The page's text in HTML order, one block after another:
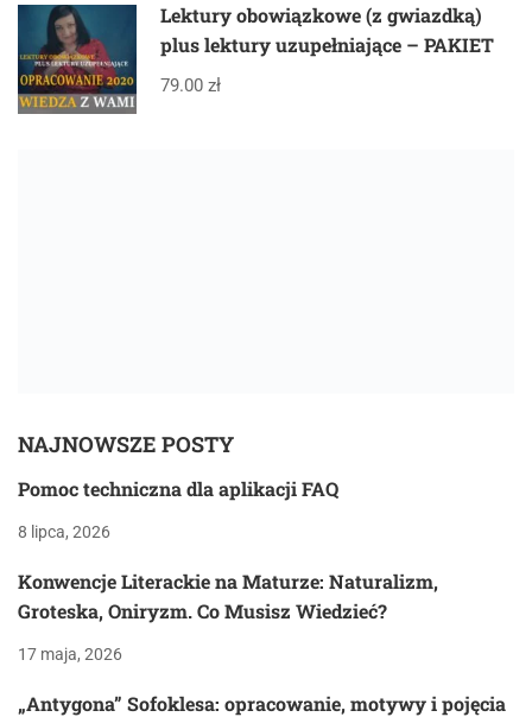
Lektury obowiązkowe (z gwiazdką)
plus lektury uzupełniające – PAKIET
79.00 zł
NAJNOWSZE POSTY
Pomoc techniczna dla aplikacji FAQ
8 lipca, 2026
Konwencje Literackie na Maturze: Naturalizm,
Groteska, Oniryzm. Co Musisz Wiedzieć?
17 maja, 2026
„Antygona” Sofoklesa: opracowanie, motywy i pojęcia